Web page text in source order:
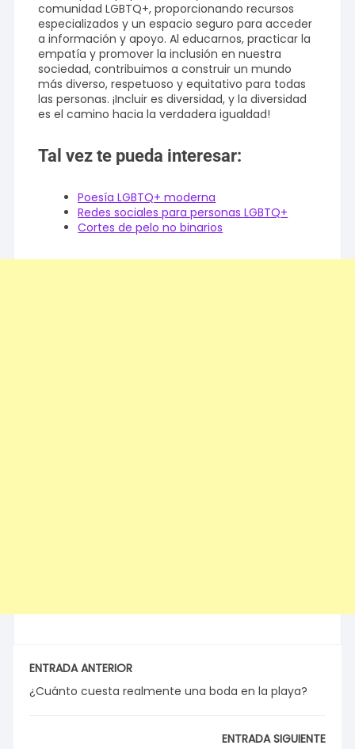
comunidad LGBTQ+, proporcionando recursos
especializados y un espacio seguro para acceder
a información y apoyo. Al educarnos, practicar la
empatía y promover la inclusión en nuestra
sociedad, contribuimos a construir un mundo
más diverso, respetuoso y equitativo para todas
las personas. ¡Incluir es diversidad, y la diversidad
es el camino hacia la verdadera igualdad!
Tal vez te pueda interesar:
Poesía LGBTQ+ moderna
Redes sociales para personas LGBTQ+
Cortes de pelo no binarios
ENTRADA ANTERIOR
¿Cuánto cuesta realmente una boda en la playa?
ENTRADA SIGUIENTE